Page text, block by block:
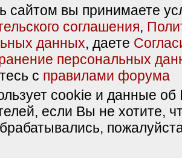
сайтом вы принимаете
соглашения,
данных, даете
персональных
с правилами форума
cookie и данные об
если Вы не хотите,